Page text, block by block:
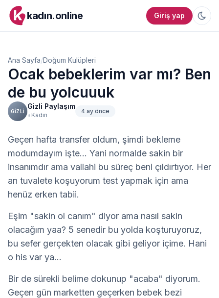
kadın.online Giriş yap
Ana Sayfa/Doğum Kulüpleri
Ocak bebeklerim var mı? Ben
de bu yolcuuuk
GIZLI
Gizli Paylaşım
♀ Kadın
4 ay önce
Geçen hafta transfer oldum, şimdi bekleme
modumdayım işte... Yani normalde sakin bir
insanımdır ama vallahi bu süreç beni çıldırtıyor. Her
an tuvalete koşuyorum test yapmak için ama
henüz erken tabii.
Eşim "sakin ol canım" diyor ama nasıl sakin
olacağım yaa? 5 senedir bu yolda koşturuyoruz,
bu sefer gerçekten olacak gibi geliyor içime. Hani
o his var ya...
Bir de sürekli belime dokunup "acaba" diyorum.
Geçen gün marketten geçerken bebek bezi